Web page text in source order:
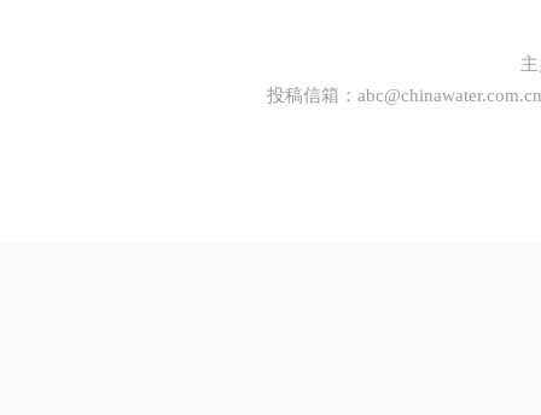
投稿信箱： abc@chinawater.com.cn